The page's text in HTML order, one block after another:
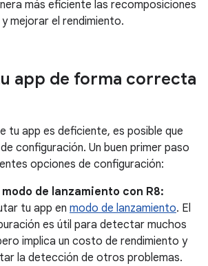
más eficiente las recomposiciones
mejorar el rendimiento.
app de forma correcta
tu app es deficiente, es posible que
configuración. Un buen primer paso
opciones de configuración:
de lanzamiento con R8:
tu app en modo de lanzamiento. El
es útil para detectar muchos
implica un costo de rendimiento y
la detección de otros problemas.